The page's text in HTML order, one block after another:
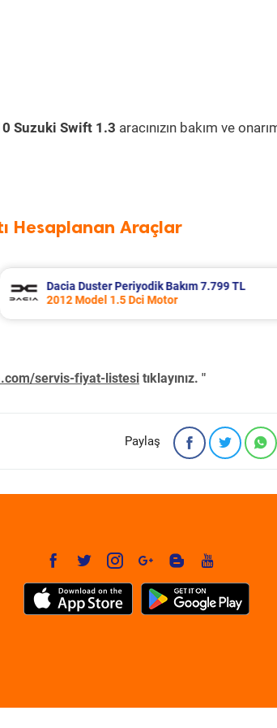
Suzuki Swift 1.3 aracınızın bakım ve
Hesaplanan Araçlar
Dacia Duster Periyodik Bakım 7.799 TL
2012 Model 1.5 Dci Motor
servis-fiyat-listesi tıklayınız. "
Paylaş